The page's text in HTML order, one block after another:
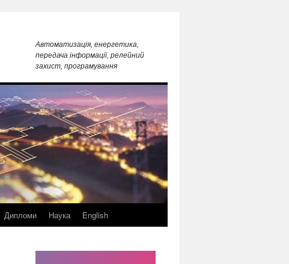
Автоматизація, енергетика,
передача інформації, релейний
захист, програмування
Дипломи Наука English